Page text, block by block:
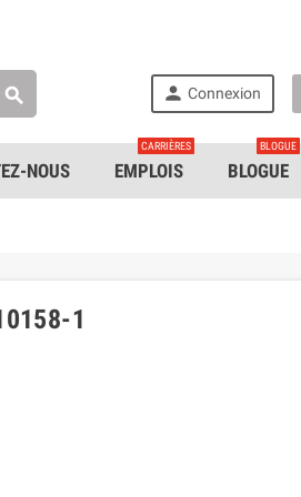
  Connexion
NOUS EMPLOIS
CARRIÈRES
BLOGUE
BLOGUE
1